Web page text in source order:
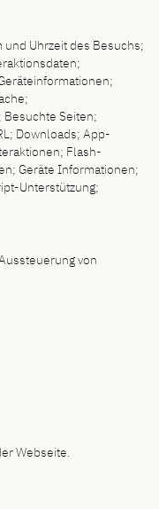
Uhrzeit des Besuchs;
Seiten;
Downloads; App-
Flash-
Geräte Informationen;
Unterstützung;
von
Webseite.